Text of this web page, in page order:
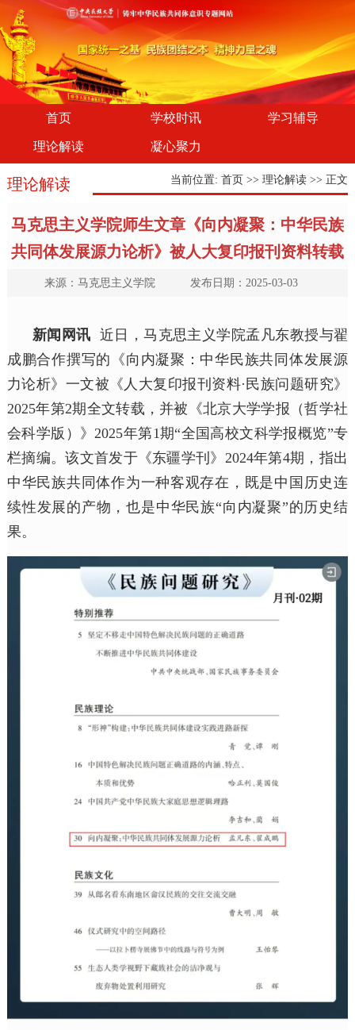
首页 学校时讯 学习辅导
理论解读 凝心聚力
理论解读 当前位置:首页 >>理论解读 >> 正文
马克思主义学院师生文章《向内凝聚：中华民族
共同体发展源力论析》被人大复印报刊资料转载
来源：马克思主义学院 发布日期：2025-03-03
新闻网讯 近日，马克思主义学院孟凡东教授与翟
成鹏合作撰写的《向内凝聚：中华民族共同体发展源
力论析》一文被《人大复印报刊资料·民族问题研究》
2025年第2期全文转载，并被《北京大学学报（哲学社
会科学版）》2025年第1期“全国高校文科学报概览”专
栏摘编。该文首发于《东疆学刊》2024年第4期，指出
中华民族共同体作为一种客观存在，既是中国历史连
续性发展的产物，也是中华民族“向内凝聚”的历史结
果。